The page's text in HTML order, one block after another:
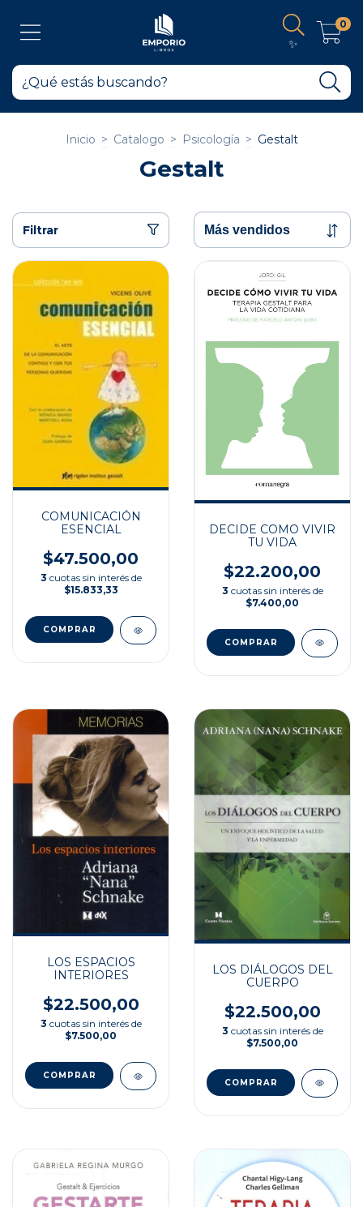
✨
0
Inicio > Catalogo > Psicología > Gestalt
Gestalt
Filtrar
COMUNICACIÓN
ESENCIAL
$47.500,00
3 cuotas sin interés de
$15.833,33
DECIDE COMO VIVIR
TU VIDA
$22.200,00
3 cuotas sin interés de
$7.400,00
LOS ESPACIOS
INTERIORES
$22.500,00
3 cuotas sin interés de
$7.500,00
LOS DIÁLOGOS DEL
CUERPO
$22.500,00
3 cuotas sin interés de
$7.500,00